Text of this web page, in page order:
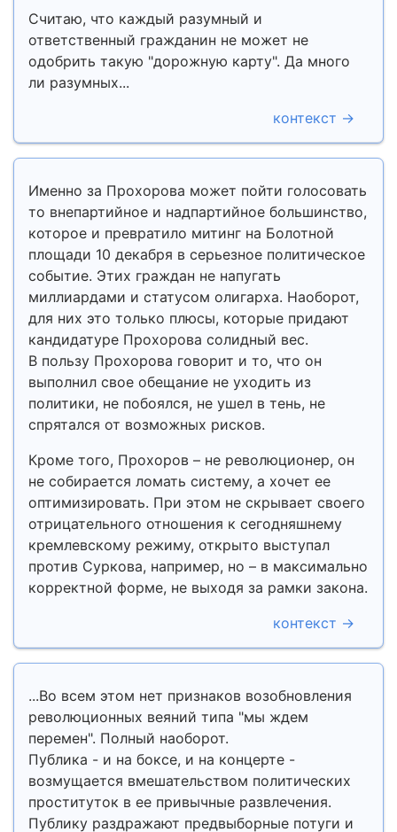
Считаю, что каждый разумный и
ответственный гражданин не может не
одобрить такую "дорожную карту". Да много
ли разумных...
контекст →
Именно за Прохорова может пойти голосовать
то внепартийное и надпартийное большинство,
которое и превратило митинг на Болотной
площади 10 декабря в серьезное политическое
событие. Этих граждан не напугать
миллиардами и статусом олигарха. Наоборот,
для них это только плюсы, которые придают
кандидатуре Прохорова солидный вес.
В пользу Прохорова говорит и то, что он
выполнил свое обещание не уходить из
политики, не побоялся, не ушел в тень, не
спрятался от возможных рисков.
Кроме того, Прохоров – не революционер, он
не собирается ломать систему, а хочет ее
оптимизировать. При этом не скрывает своего
отрицательного отношения к сегодняшнему
кремлевскому режиму, открыто выступал
против Суркова, например, но – в максимально
корректной форме, не выходя за рамки закона.
контекст →
...Во всем этом нет признаков возобновления
революционных веяний типа "мы ждем
перемен". Полный наоборот.
Публика - и на боксе, и на концерте -
возмущается вмешательством политических
проституток в ее привычные развлечения.
Публику раздражают предвыборные потуги и